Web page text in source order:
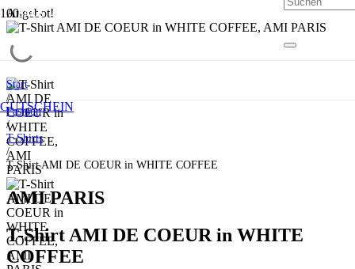
GUTSCHEIN
Angebot!
Start
/
Fashion
/
T-Shirts
/
T-Shirt AMI DE COEUR in WHITE COFFEE
AMI PARIS
T-Shirt AMI DE COEUR in WHITE
COFFEE
SALE
SALE
SALE
SALE